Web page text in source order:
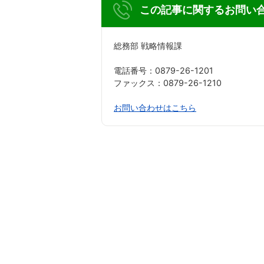
この記事に関するお問い
総務部 戦略情報課
電話番号：0879-26-1201
ファックス：0879-26-1210
お問い合わせはこちら